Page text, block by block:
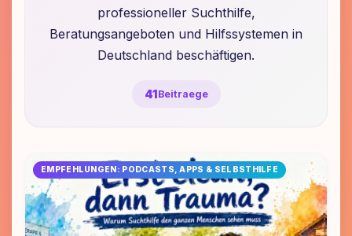
professioneller Suchthilfe,
Beratungsangeboten und Hilfssystemen in
Deutschland beschäftigen.
41Beitraege
EMPFEHLUNGEN: PODCASTS, APPS & SELBSTHILFE